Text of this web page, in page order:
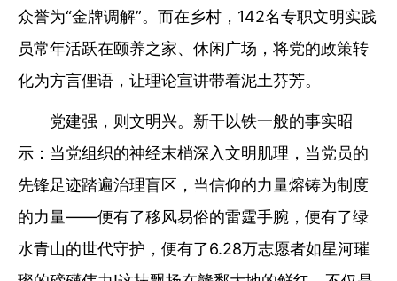
众誉为“金牌调解”。而在乡村，142名专职文明实践
员常年活跃在颐养之家、休闲广场，将党的政策转
化为方言俚语，让理论宣讲带着泥土芬芳。
党建强，则文明兴。新干以铁一般的事实昭
示：当党组织的神经末梢深入文明肌理，当党员的
先锋足迹踏遍治理盲区，当信仰的力量熔铸为制度
的力量——便有了移风易俗的雷霆手腕，便有了绿
水青山的世代守护，便有了6.28万志愿者如星河璀